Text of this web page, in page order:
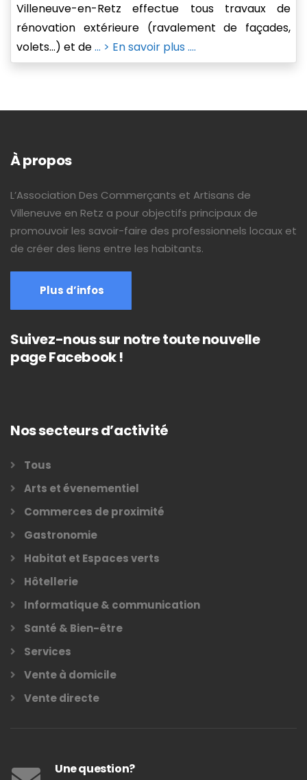
Villeneuve-en-Retz effectue tous travaux de
rénovation extérieure (ravalement de façades,
volets…) et de... > En savoir plus ....
À propos
L’Association Des Commerçants et Artisans de
Villeneuve en Retz a pour objectifs principaux de
promouvoir les savoir-faire des professionnels locaux et
de créer des liens entre les habitants.
Plus d’infos
Suivez-nous sur notre toute nouvelle
page Facebook !
Nos secteurs d’activité
Tous
Arts et évenementiel
Commerces de proximité
Gastronomie
Habitat et Espaces verts
Hôtellerie
Informatique & communication
Santé & Bien-être
Services
Vente à domicile
Vente directe
Une question?